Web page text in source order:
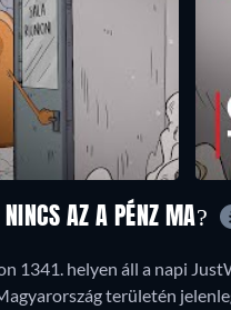
NINCS AZ A PÉNZ MA?
1341. helyen áll a napi
területén